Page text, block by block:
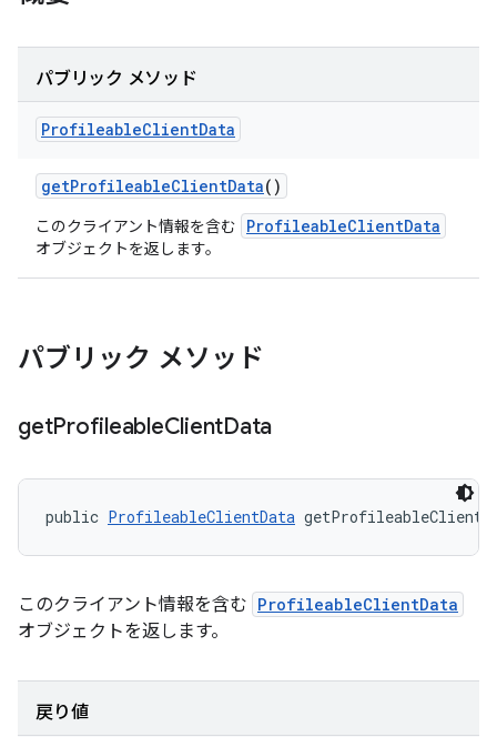
パブリック メソッド
ProfileableClientData
getProfileableClientData()
このクライアント情報を含む ProfileableClientData
オブジェクトを返します。
パブリック メソッド
getProfileableClientData
public ProfileableClientData
このクライアント情報を含む ProfileableClientData
オブジェクトを返します。
戻り値